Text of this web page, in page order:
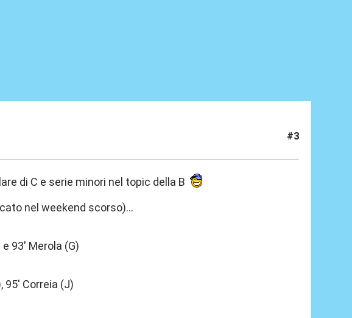
#3
di C e serie minori nel topic della B
nel weekend scorso)...
93' Merola (G)
95' Correia (J)